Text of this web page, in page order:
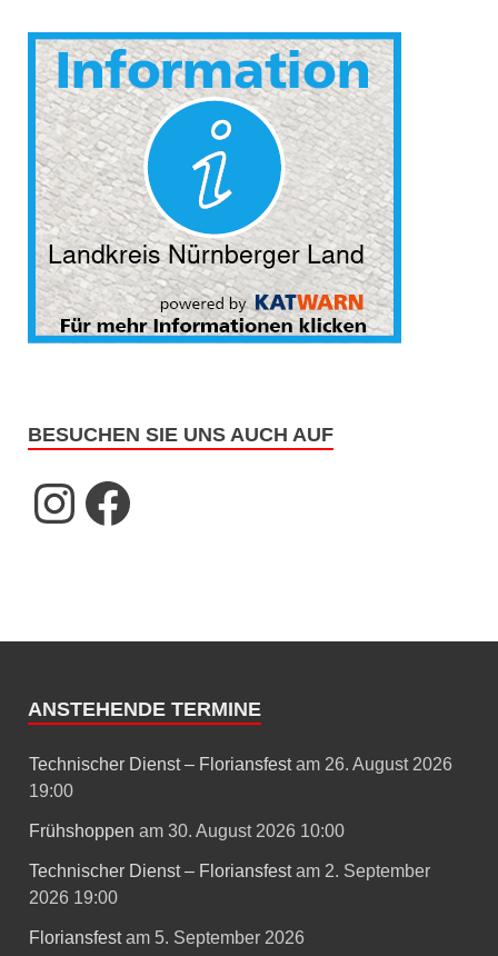
BESUCHEN SIE UNS AUCH AUF
ANSTEHENDE TERMINE
Technischer Dienst – Floriansfestam 26. August 2026
19:00
Frühshoppen am 30. August 2026 10:00
Technischer Dienst – Floriansfestam 2. September
2026 19:00
Floriansfestam 5. September 2026